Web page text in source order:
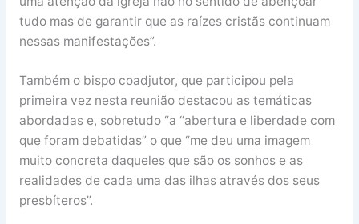
tudo mas de garantir que as raízes cristãs continuam
nessas manifestações”.
Também o bispo coadjutor, que participou pela
primeira vez nesta reunião destacou as temáticas
abordadas e, sobretudo “a “abertura e liberdade com
que foram debatidas” o que “me deu uma imagem
muito concreta daqueles que são os sonhos e as
realidades de cada uma das ilhas através dos seus
presbíteros”.